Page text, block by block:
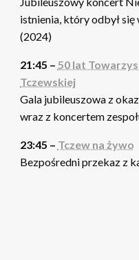
istnienia, który odbył
(2024)
21:45 – 50 lat
Tczewskiej
Gala jubileuszowa z
wraz z koncertem
23:45 – Tczew na żywo
Bezpośredni przekaz z